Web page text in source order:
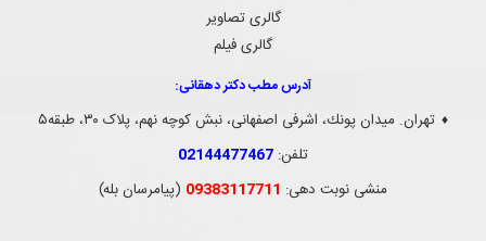
گالری تصاویر
گالری فیلم
آدرس مطب دکتر دهقانی:
♦ تهران. ميدان پونك، اشرفی اصفهانی، نبش کوچه نهم، پلاک ۳۰، طبقه۵
تلفن: 02144477467
منشی نوبت دهی: 09383117711 (پیامرسان بله)